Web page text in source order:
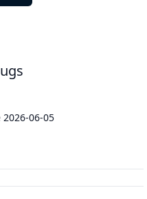
2026-06-05